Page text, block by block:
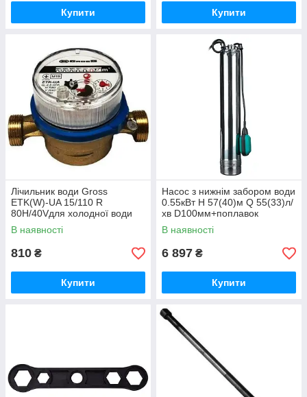
Купити Купити
Лічильник води Gross
ETK(W)-UA 15/110 R
80H/40Vдля холодної води
(без згонів) - 22983
В наявності
810 ₴
Купити
Насос з нижнім забором води
0.55кВт H 57(40)м Q 55(33)л/
хв D100мм+поплавок
DONGYIN 4SNM2/8 (777353)
- 23167 770, 750
В наявності
6 897 ₴
Купити